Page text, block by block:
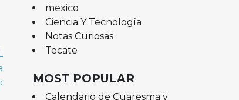
mexico
Ciencia Y Tecnología
Notas Curiosas
Tecate
MOST POPULAR
Calendario de Cuaresma y